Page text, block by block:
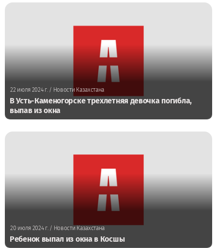
22 июля 2024 г. / Новости Казахстана
В Усть-Каменогорске трехлетняя девочка погибла,
выпав из окна
20 июля 2024 г./ Новости Казахстана
Ребенок выпал из окна в Косшы